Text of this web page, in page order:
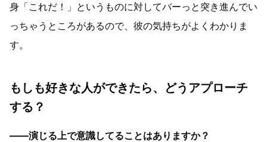
身「これだ！」というものに対してバーっと突き進んでい
っちゃうところがあるので、彼の気持ちがよくわかりま
す。
もしも好きな人ができたら、どうアプローチ
する？
――演じる上で意識してることはありますか？